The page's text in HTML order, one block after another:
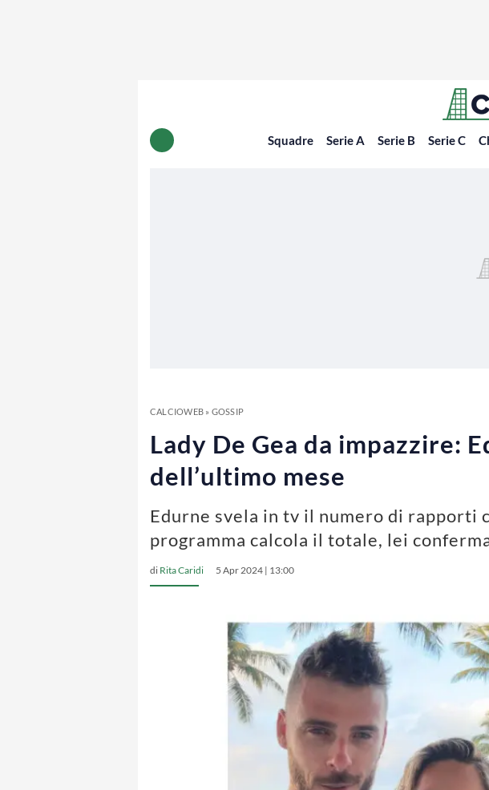
Squadre Serie A Serie B Serie C
CALCIOWEB» GOSSIP
Lady De Gea da impazzire:
dell’ultimo mese
Edurne svela in tv il numero di rapporti
programma calcola il totale, lei
di Rita Caridi 5 Apr 2024 | 13:00